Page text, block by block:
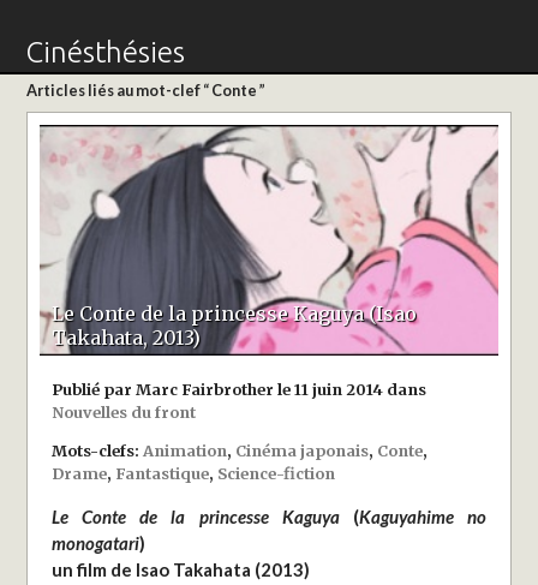
Cinésthésies
Articles liés au mot-clef “ Conte ”
Le Conte de la princesse Kaguya (Isao
Takahata, 2013)
Publié par Marc Fairbrother le 11 juin 2014 dans
Nouvelles du front
Mots-clefs:Animation, Cinéma japonais, Conte,
Drame, Fantastique, Science-fiction
Le Conte de la princesse Kaguya(Kaguyahime no
monogatari)
un film de Isao Takahata (2013)